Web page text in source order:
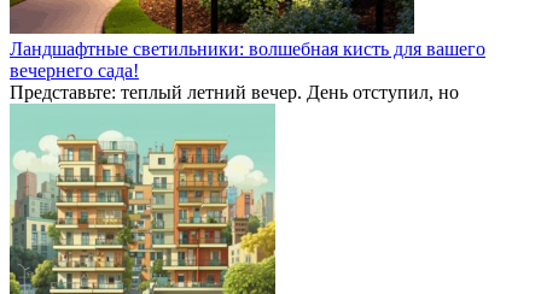
Ландшафтные светильники: волшебная кисть для вашего
вечернего сада!
Представьте: теплый летний вечер. День отступил, но